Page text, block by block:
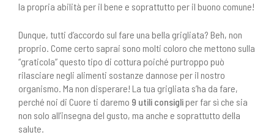
la propria abilità per il bene e soprattutto per il buono comune!
Dunque, tutti d’accordo sul fare una bella grigliata? Beh, non
proprio. Come certo saprai sono molti coloro che mettono sulla
“graticola” questo tipo di cottura poiché purtroppo può
rilasciare negli alimenti sostanze dannose per il nostro
organismo. Ma non disperare! La tua grigliata s’ha da fare,
perché noi di Cuore ti daremo 9 utili consigli per far sì che sia
non solo all’insegna del gusto, ma anche e soprattutto della
salute.